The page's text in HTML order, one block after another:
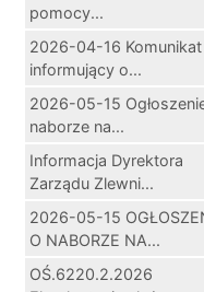
pomocy...
2026-04-16 Komunikat
informujący o...
2026-05-15
naborze na...
Informacja Dyrektora
Zarządu Zlewni...
2026-05-15
O NABORZE NA...
OŚ.6220.2.2026